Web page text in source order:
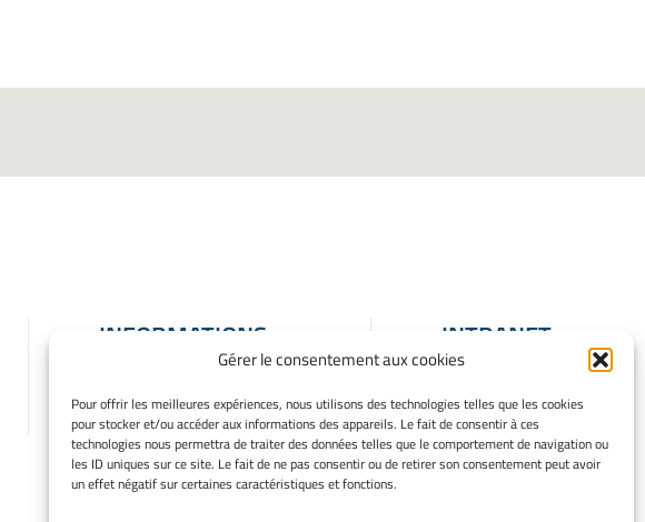
Gérer le consentement aux cookies
Pour offrir les meilleures expériences, nous utilisons des technologies telles que les cookies
pour stocker et/ou accéder aux informations des appareils. Le fait de consentir à ces
technologies nous permettra de traiter des données telles que le comportement de navigation ou
les ID uniques sur ce site. Le fait de ne pas consentir ou de retirer son consentement peut avoir
un effet négatif sur certaines caractéristiques et fonctions.
INFORMATIONS
Mentions Légales
Gérer mes cookies
Politique de cookies
Déclaration de
INTRANET